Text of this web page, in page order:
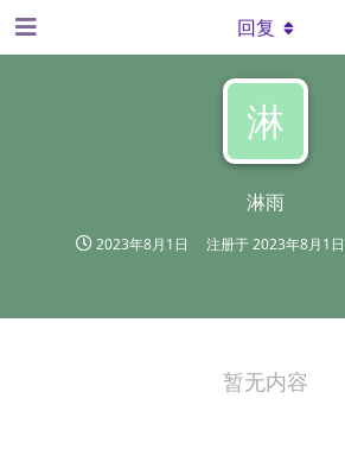
淋
淋雨
2023年8月1日 注册于2023年8月1日
回复
暂无内容